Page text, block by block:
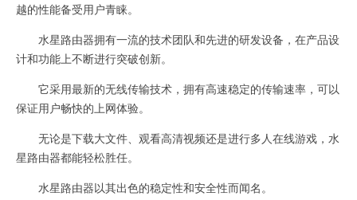
越的性能备受用户青睐。
水星路由器拥有一流的技术团队和先进的研发设备，在产品设
计和功能上不断进行突破创新。
它采用最新的无线传输技术，拥有高速稳定的传输速率，可以
保证用户畅快的上网体验。
无论是下载大文件、观看高清视频还是进行多人在线游戏，水
星路由器都能轻松胜任。
水星路由器以其出色的稳定性和安全性而闻名。